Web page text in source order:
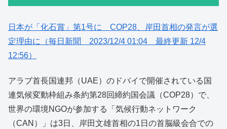
日本が「化石賞」第1号に COP28、岸田首相の発言が選
定理由に（毎日新聞 2023/12/4 01:04 最終更新 12/4
12:56）
アラブ首長国連邦（UAE）のドバイで開催されている国
連気候変動枠組み条約第28回締約国会議（COP28）で、
世界の環境NGOが参加する「気候行動ネットワーク
（CAN）」は3日、岸田文雄首相の1日の首脳級会合での